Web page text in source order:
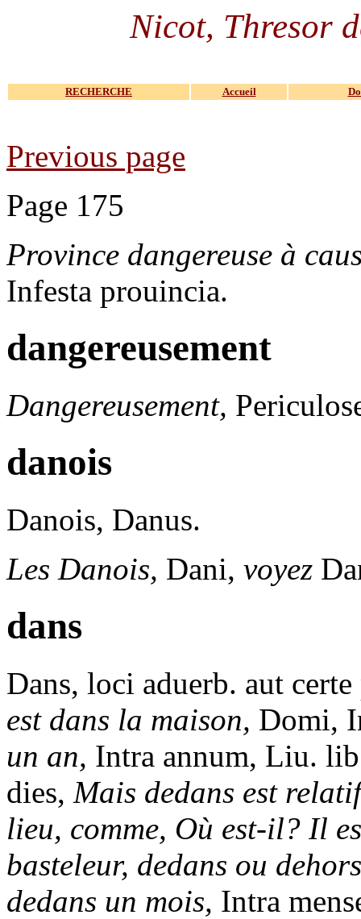
Nicot, Thresor
RECHERCHE Accueil
Previous page
Page 175
Province dangereuse à
Infesta prouincia.
dangereusement
Dangereusement,
danois
Danois, Danus.
Les Danois, Dani, voyez
dans
Dans, loci aduerb. aut
est dans la maison, Domi,
un an, Intra annum, Liu.
dies, Mais dedans est
lieu, comme, Où est-il? Il
basteleur, dedans ou
dedans un mois, Intra